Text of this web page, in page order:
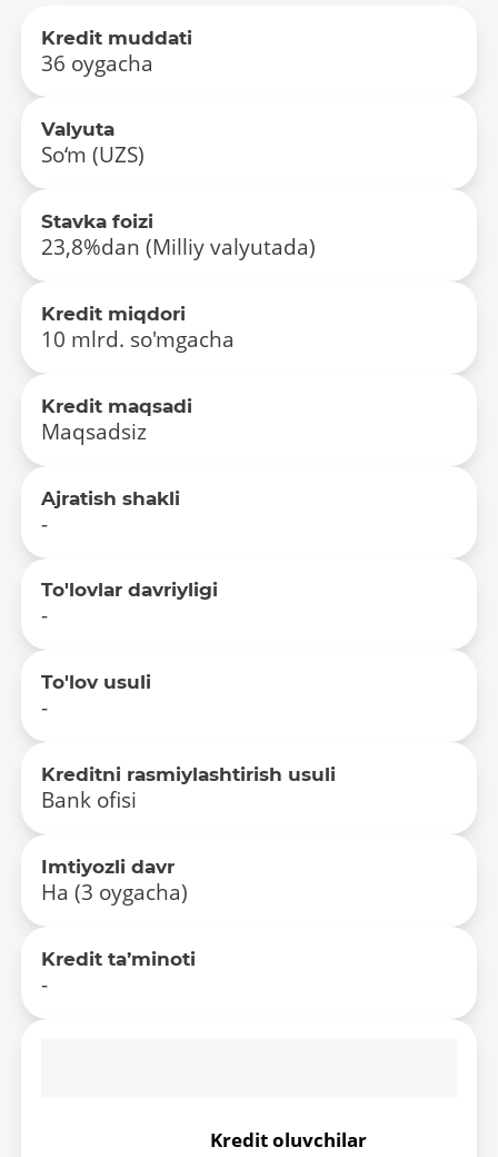
Kredit muddati
36 oygacha
Valyuta
So‘m (UZS)
Stavka foizi
23,8%dan (Milliy valyutada)
Kredit miqdori
10 mlrd. so'mgacha
Kredit maqsadi
Maqsadsiz
Ajratish shakli
-
To'lovlar davriyligi
-
To'lov usuli
-
Kreditni rasmiylashtirish usuli
Bank ofisi
Imtiyozli davr
Ha (3 oygacha)
Kredit ta’minoti
-
Kredit oluvchilar